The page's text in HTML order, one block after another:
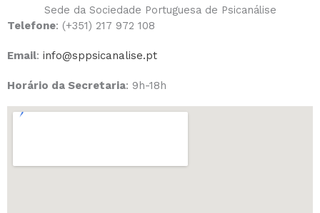
Sede da Sociedade Portuguesa de Psicanálise
Telefone: (+351) 217 972 108
Email: info@sppsicanalise.pt
Horário da Secretaria: 9h-18h